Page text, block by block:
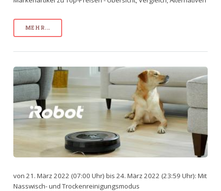
MEHR...
von 21. März 2022 (07:00 Uhr) bis 24. März 2022 (23:59 Uhr): Mit
Nasswisch- und Trockenreinigungsmodus